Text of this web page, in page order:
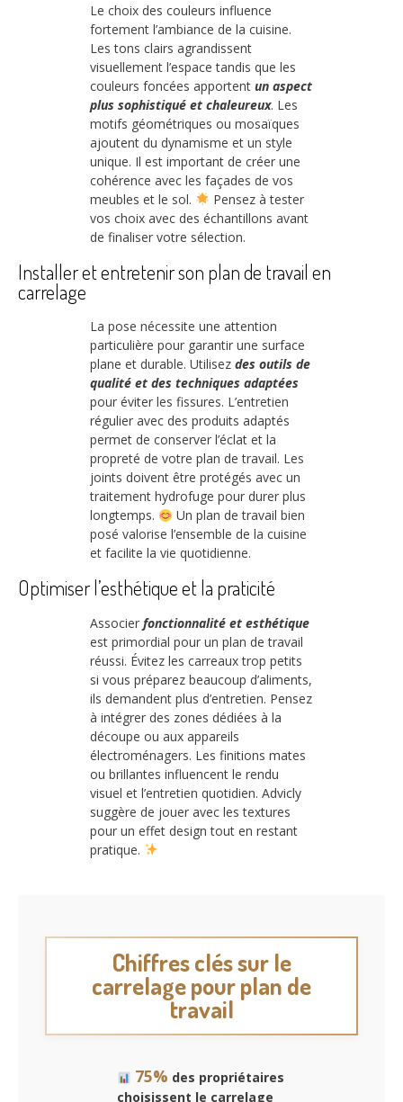
Le choix des couleurs influence
fortement l’ambiance de la cuisine.
Les tons clairs agrandissent
visuellement l’espace tandis que les
couleurs foncées apportent un aspect
plus sophistiqué et chaleureux. Les
motifs géométriques ou mosaïques
ajoutent du dynamisme et un style
unique. Il est important de créer une
cohérence avec les façades de vos
meubles et le sol.
Pensez à tester
vos choix avec des échantillons avant
de finaliser votre sélection.
Installer et entretenir son plan de travail en
carrelage
La pose nécessite une attention
particulière pour garantir une surface
plane et durable. Utilisez des outils de
qualité et des techniques adaptées
pour éviter les fissures. L’entretien
régulier avec des produits adaptés
permet de conserver l’éclat et la
propreté de votre plan de travail. Les
joints doivent être protégés avec un
traitement hydrofuge pour durer plus
longtemps.
Un plan de travail bien
posé valorise l’ensemble de la cuisine
et facilite la vie quotidienne.
Optimiser l’esthétique et la praticité
Associer fonctionnalité et esthétique
est primordial pour un plan de travail
réussi. Évitez les carreaux trop petits
si vous préparez beaucoup d’aliments,
ils demandent plus d’entretien. Pensez
à intégrer des zones dédiées à la
découpe ou aux appareils
électroménagers. Les finitions mates
ou brillantes influencent le rendu
visuel et l’entretien quotidien. Advicly
suggère de jouer avec les textures
pour un effet design tout en restant
pratique.
Chiffres clés sur le
carrelage pour plan de
travail
75% des propriétaires
choisissent le carrelage